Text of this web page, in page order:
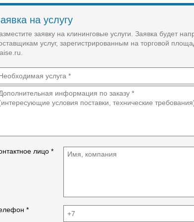
Работы на высоте.
на услугу
заявку на клининговые услуги. Заявка будет
услуг, зарегистрированным на торговой
лицо *
*